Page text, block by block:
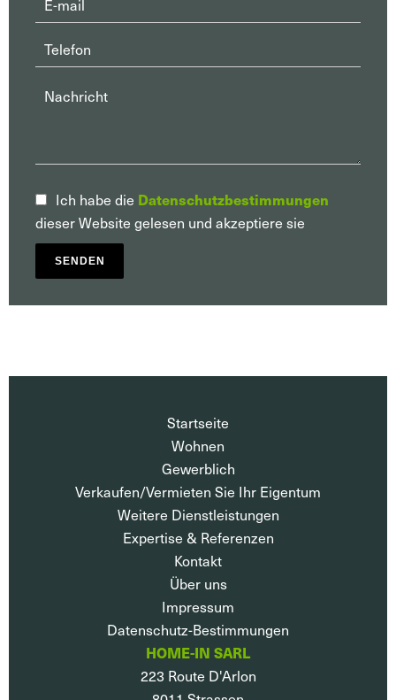
Ich habe die Datenschutzbestimmungen
dieser Website gelesen und akzeptiere sie
SENDEN
Startseite
Wohnen
Gewerblich
Verkaufen/Vermieten Sie Ihr Eigentum
Weitere Dienstleistungen
Expertise & Referenzen
Kontakt
Über uns
Impressum
Datenschutz-Bestimmungen
HOME-IN SARL
223 Route D'Arlon